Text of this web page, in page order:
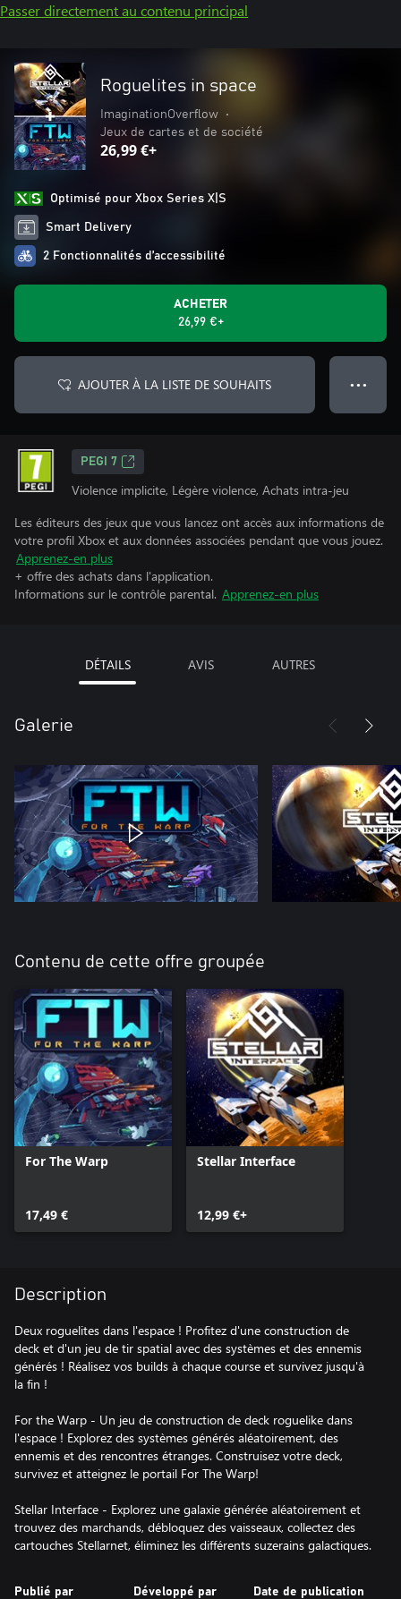
Passer directement au contenu principal
Roguelites in space
ImaginationOverflow
•
Jeux de cartes et de société
26,99 €+
Optimisé pour Xbox Series X|S
Smart Delivery
2 Fonctionnalités d’accessibilité
ACHETER
26,99 €+
AJOUTER À LA LISTE DE SOUHAITS ● ● ●
PEGI 7
Violence implicite, Légère violence, Achats intra-jeu
Les éditeurs des jeux que vous lancez ont accès aux informations de
votre profil Xbox et aux données associées pendant que vous jouez.
Apprenez-en plus
+ offre des achats dans l'application.
Informations sur le contrôle parental. Apprenez-en plus
DÉTAILS AVIS AUTRES
Galerie
Contenu de cette offre groupée
For The Warp
17,49 €
Stellar Interface
12,99 €+
Description
Deux roguelites dans l'espace ! Profitez d'une construction de
deck et d'un jeu de tir spatial avec des systèmes et des ennemis
générés ! Réalisez vos builds à chaque course et survivez jusqu'à
la fin !
For the Warp - Un jeu de construction de deck roguelike dans
l'espace ! Explorez des systèmes générés aléatoirement, des
ennemis et des rencontres étranges. Construisez votre deck,
survivez et atteignez le portail For The Warp!
Stellar Interface - Explorez une galaxie générée aléatoirement et
trouvez des marchands, débloquez des vaisseaux, collectez des
cartouches Stellarnet, éliminez les différents suzerains galactiques.
Publié par Développé par Date de publication